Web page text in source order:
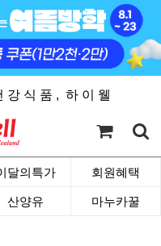
식 품 , 하 이 웰
달의특가 회원혜택
산양유 마누카꿀